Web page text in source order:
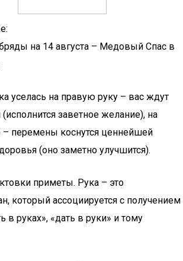
на 14 августа – Медовый Спас в
уселась на правую руку – вас ждут
заветное желание), на
– перемены коснутся ценнейшей
(оно заметно улучшится).
приметы. Рука – это
который ассоциируется с получением
в руках», «дать в руки» и тому